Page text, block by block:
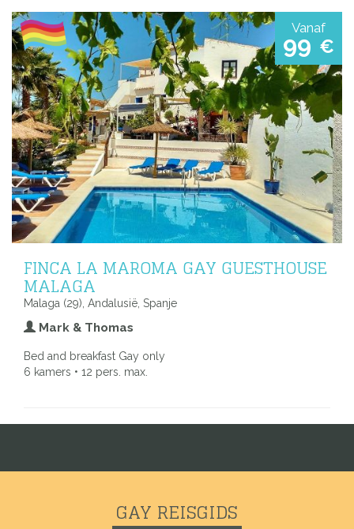
Vanaf
99 €
FINCA LA MAROMA GAY GUESTHOUSE
MALAGA
Malaga (29), Andalusië, Spanje
Mark & Thomas
Bed and breakfast Gay only
6 kamers • 12 pers. max.
GAY REISGIDS